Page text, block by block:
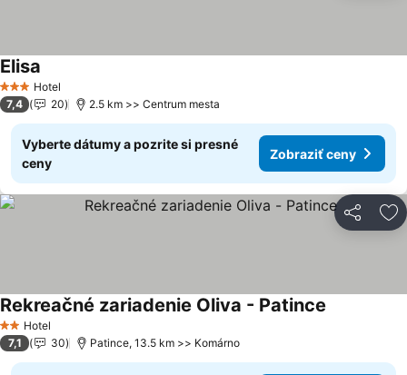
3 Počet hviezdičiek
Hotel
Elisa
7,4 20 2.5 km >> Centrum mesta
Vyberte dátumy a pozrite si presné
ceny
Zobraziť ceny
Zdieľať
2 Počet hviezdičiek
Hotel
Rekreačné zariadenie Oliva - Patince
7,1 30 Patince, 13.5 km >> Komárno